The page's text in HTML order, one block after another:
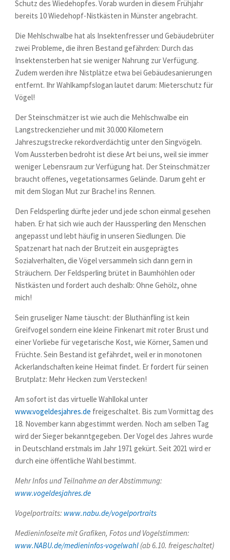
Schutz des Wiedehopfes. Vorab wurden in diesem Frühjahr
bereits 10 Wiedehopf-Nistkästen in Münster angebracht.
Die Mehlschwalbe hat als Insektenfresser und Gebäudebrüter
zwei Probleme, die ihren Bestand gefährden: Durch das
Insektensterben hat sie weniger Nahrung zur Verfügung.
Zudem werden ihre Nistplätze etwa bei Gebäudesanierungen
entfernt. Ihr Wahlkampfslogan lautet darum: Mieterschutz für
Vögel!
Der Steinschmätzer ist wie auch die Mehlschwalbe ein
Langstreckenzieher und mit 30.000 Kilometern
Jahreszugstrecke rekordverdächtig unter den Singvögeln.
Vom Aussterben bedroht ist diese Art bei uns, weil sie immer
weniger Lebensraum zur Verfügung hat. Der Steinschmätzer
braucht offenes, vegetationsarmes Gelände. Darum geht er
mit dem Slogan Mut zur Brache! ins Rennen.
Den Feldsperling dürfte jeder und jede schon einmal gesehen
haben. Er hat sich wie auch der Haussperling den Menschen
angepasst und lebt häufig in unseren Siedlungen. Die
Spatzenart hat nach der Brutzeit ein ausgeprägtes
Sozialverhalten, die Vögel versammeln sich dann gern in
Sträuchern. Der Feldsperling brütet in Baumhöhlen oder
Nistkästen und fordert auch deshalb: Ohne Gehölz, ohne
mich!
Sein gruseliger Name täuscht: der Bluthänfling ist kein
Greifvogel sondern eine kleine Finkenart mit roter Brust und
einer Vorliebe für vegetarische Kost, wie Körner, Samen und
Früchte. Sein Bestand ist gefährdet, weil er in monotonen
Ackerlandschaften keine Heimat findet. Er fordert für seinen
Brutplatz: Mehr Hecken zum Verstecken!
Am sofort ist das virtuelle Wahllokal unter
www.vogeldesjahres.de freigeschaltet. Bis zum Vormittag des
18. November kann abgestimmt werden. Noch am selben Tag
wird der Sieger bekanntgegeben. Der Vogel des Jahres wurde
in Deutschland erstmals im Jahr 1971 gekürt. Seit 2021 wird er
durch eine öffentliche Wahl bestimmt.
Mehr Infos und Teilnahme an der Abstimmung:
www.vogeldesjahres.de
Vogelportraits: www.nabu.de/vogelportraits
Medieninfoseite mit Grafiken, Fotos und Vogelstimmen:
www.NABU.de/medieninfos-vogelwahl (ab 6.10. freigeschaltet)